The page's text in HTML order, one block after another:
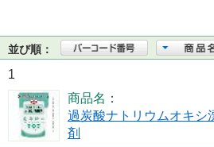
並び順：
1
商品名
過炭酸ナトリウムオキシ
剤